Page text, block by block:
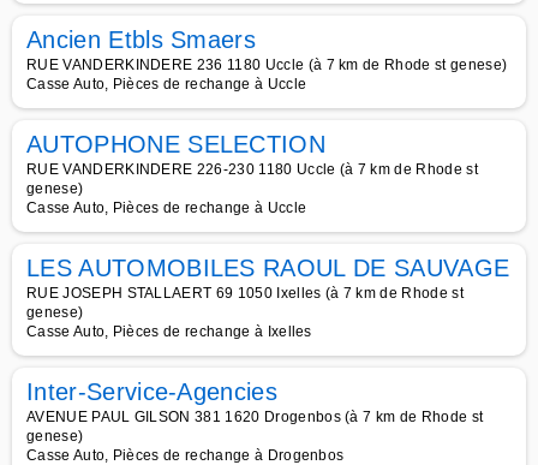
Ancien Etbls Smaers
RUE VANDERKINDERE 236 1180 Uccle (à 7 km de Rhode st genese)
Casse Auto, Pièces de rechange à Uccle
AUTOPHONE SELECTION
RUE VANDERKINDERE 226-230 1180 Uccle (à 7 km de Rhode st
genese)
Casse Auto, Pièces de rechange à Uccle
LES AUTOMOBILES RAOUL DE SAUVAGE
RUE JOSEPH STALLAERT 69 1050 Ixelles (à 7 km de Rhode st
genese)
Casse Auto, Pièces de rechange à Ixelles
Inter-Service-Agencies
AVENUE PAUL GILSON 381 1620 Drogenbos (à 7 km de Rhode st
genese)
Casse Auto, Pièces de rechange à Drogenbos